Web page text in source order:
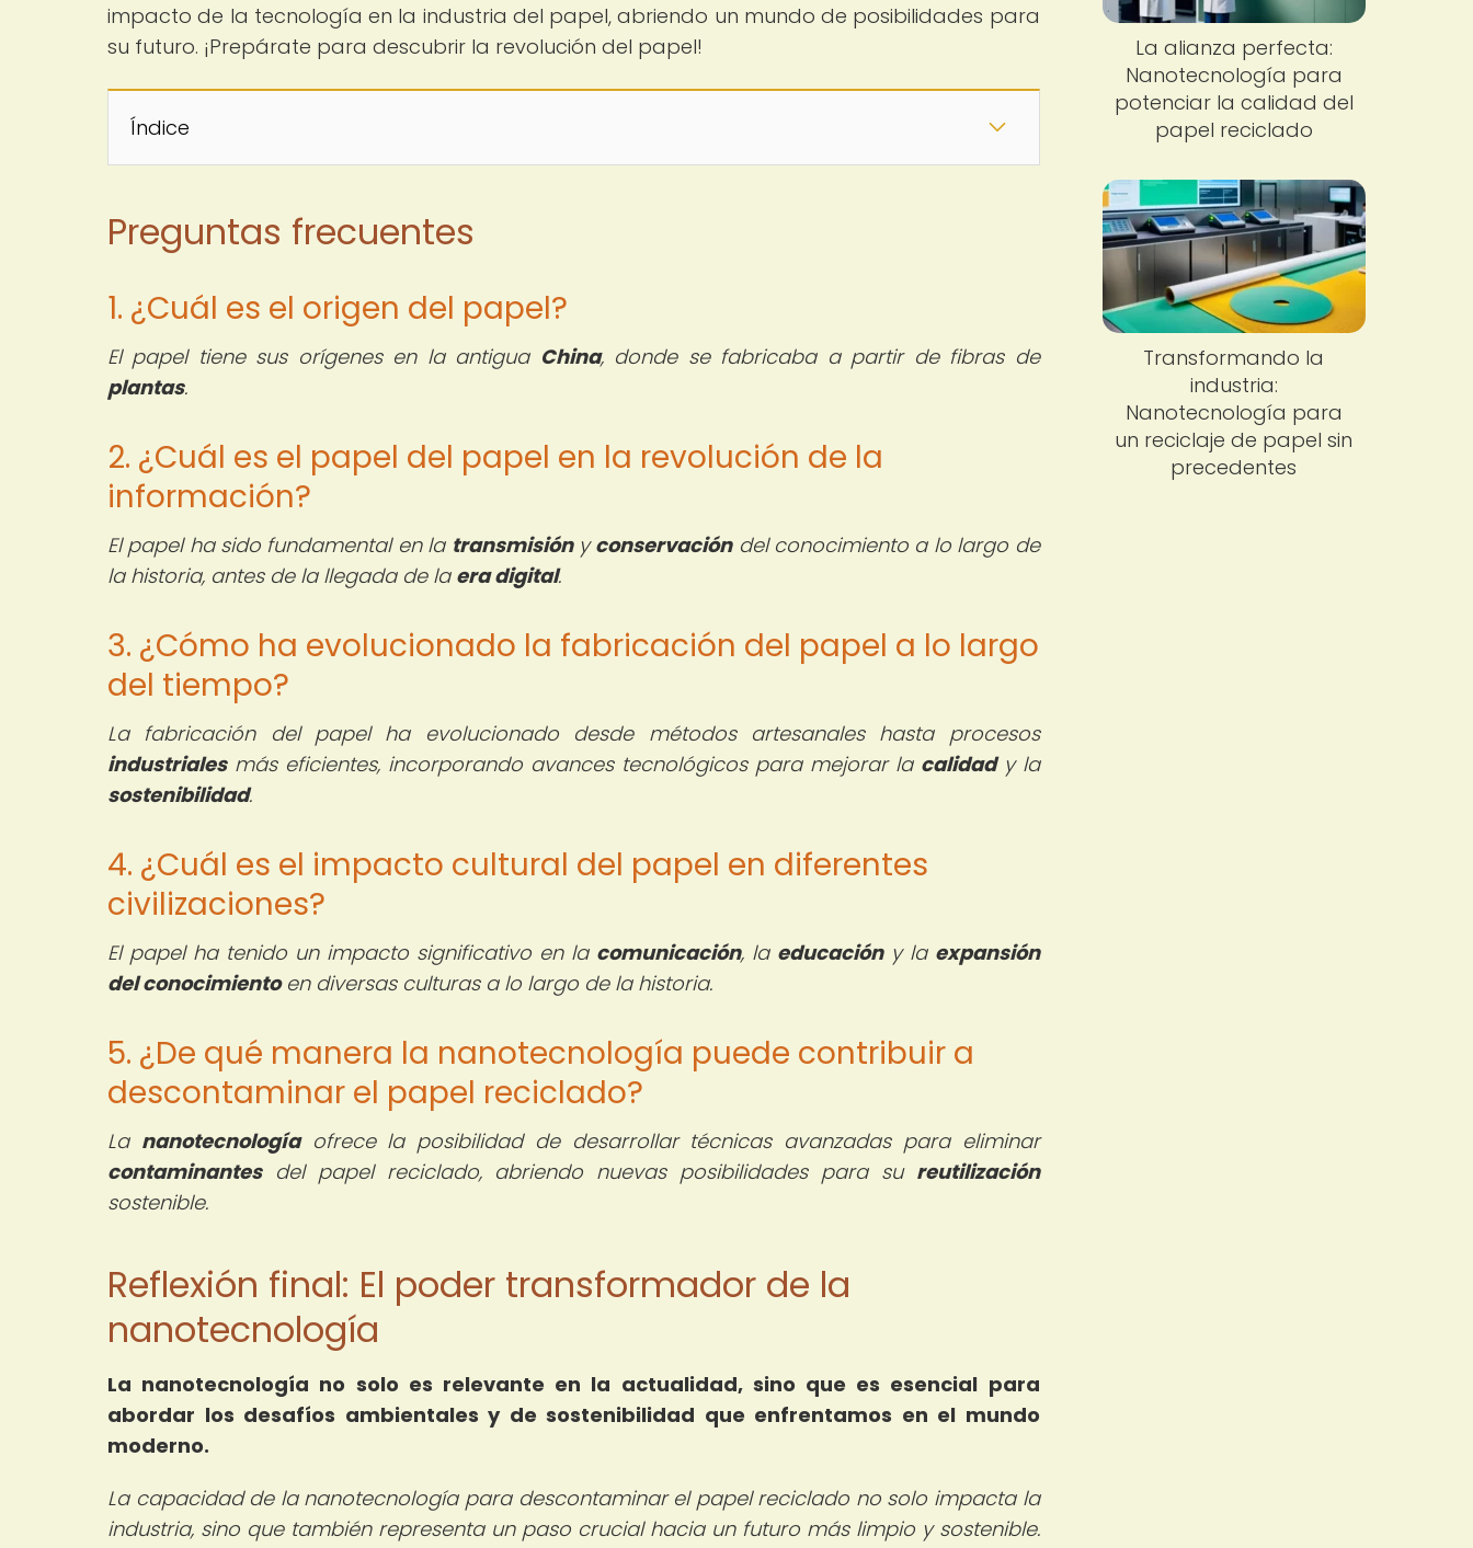
impacto de la tecnología en la industria del papel, abriendo un mundo de posibilidades para
su futuro. ¡Prepárate para descubrir la revolución del papel!
Índice
Preguntas frecuentes
1. ¿Cuál es el origen del papel?
El papel tiene sus orígenes en la antigua China, donde se fabricaba a partir de fibras de
plantas.
2. ¿Cuál es el papel del papel en la revolución de la
información?
El papel ha sido fundamental en la transmisiónyconservacióndel conocimiento a lo largo de
la historia, antes de la llegada de la era digital.
3. ¿Cómo ha evolucionado la fabricación del papel a lo largo
del tiempo?
La fabricación del papel ha evolucionado desde métodos artesanales hasta procesos
industrialesmás eficientes, incorporando avances tecnológicos para mejorar la calidady la
sostenibilidad.
4. ¿Cuál es el impacto cultural del papel en diferentes
civilizaciones?
El papel ha tenido un impacto significativo en la comunicación, la educacióny la expansión
del conocimientoen diversas culturas a lo largo de la historia.
5. ¿De qué manera la nanotecnología puede contribuir a
descontaminar el papel reciclado?
La nanotecnologíaofrece la posibilidad de desarrollar técnicas avanzadas para eliminar
contaminantesdel papel reciclado, abriendo nuevas posibilidades para su reutilización
sostenible.
Reflexión final: El poder transformador de la
nanotecnología
La nanotecnología no solo es relevante en la actualidad, sino que es esencial para
abordar los desafíos ambientales y de sostenibilidad que enfrentamos en el mundo
moderno.
La capacidad de la nanotecnología para descontaminar el papel reciclado no solo impacta la
industria, sino que también representa un paso crucial hacia un futuro más limpio y sostenible.
La alianza perfecta:
Nanotecnología para
potenciar la calidad del
papel reciclado
Transformando la
industria:
Nanotecnología para
un reciclaje de papel sin
precedentes